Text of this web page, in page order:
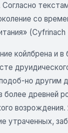
со
(Cyfrinach
койлбрена и
но другим
древней
возрождения.
утраченных,